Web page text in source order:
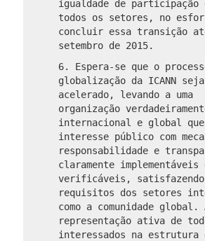
igualdade de participação
todos os setores, no
concluir essa transição
setembro de 2015.
6. Espera-se que o
globalização da ICANN seja
acelerado, levando a uma
organização
internacional e global
interesse público com
responsabilidade e
claramente implementáveis
verificáveis,
requisitos dos setores
como a comunidade global.
representação ativa de
interessados ​​na estrutura